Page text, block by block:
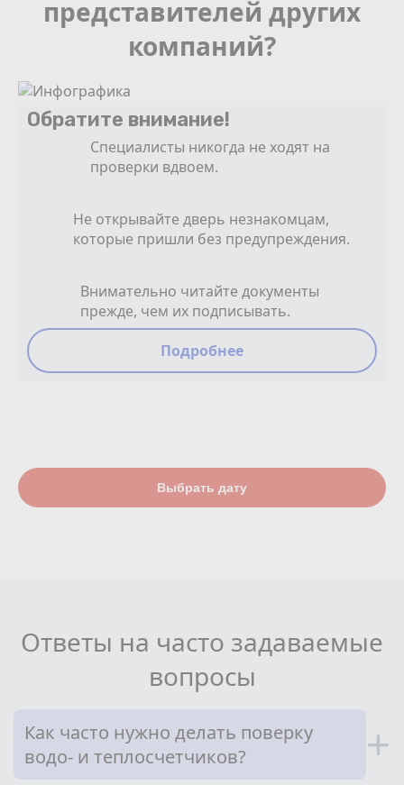
представителей других
компаний?
Обратите внимание!
Специалисты никогда не ходят на
проверки вдвоем.
Не открывайте дверь незнакомцам,
которые пришли без предупреждения.
Внимательно читайте документы
прежде, чем их подписывать.
Подробнее
Выбрать дату
Ответы на часто задаваемые
вопросы
Как часто нужно делать поверку
водо- и теплосчетчиков?
+